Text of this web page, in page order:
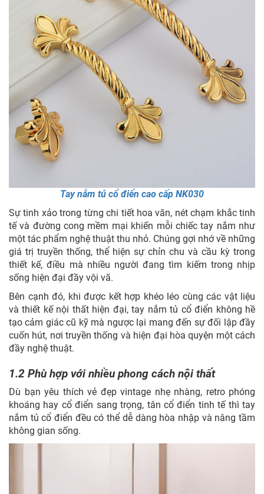
Tay nắm tủ cổ điển cao cấp NK030
Sự tinh xảo trong từng chi tiết hoa văn, nét chạm khắc tinh
tế và đường cong mềm mại khiến mỗi chiếc tay nắm như
một tác phẩm nghệ thuật thu nhỏ. Chúng gợi nhớ về những
giá trị truyền thống, thể hiện sự chỉn chu và cầu kỳ trong
thiết kế, điều mà nhiều người đang tìm kiếm trong nhịp
sống hiện đại đầy vội vã.
Bên cạnh đó, khi được kết hợp khéo léo cùng các vật liệu
và thiết kế nội thất hiện đại, tay nắm tủ cổ điển không hề
tạo cảm giác cũ kỹ mà ngược lại mang đến sự đối lập đầy
cuốn hút, nơi truyền thống và hiện đại hòa quyện một cách
đầy nghệ thuật.
1.2 Phù hợp với nhiều phong cách nội thất
Dù bạn yêu thích vẻ đẹp vintage nhẹ nhàng, retro phóng
khoáng hay cổ điển sang trọng, tân cổ điển tinh tế thì tay
nắm tủ cổ điển đều có thể dễ dàng hòa nhập và nâng tầm
không gian sống.